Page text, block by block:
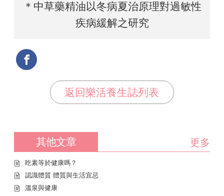
＊中草藥精油以冬病夏治原理對過敏性
疾病緩解之研究
返回樂活養生誌列表
其他文章 更多
吃素等於健康嗎？
認識體質 體質與生活宜忌
溫泉與健康